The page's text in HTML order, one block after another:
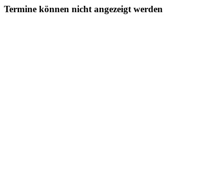
Termine können nicht angezeigt werden